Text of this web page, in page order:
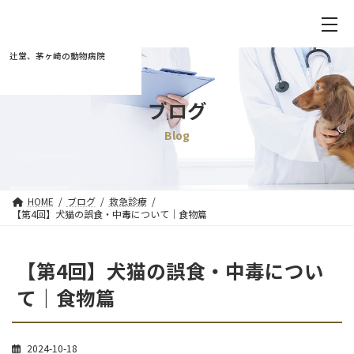
辻堂、茅ヶ崎の動物病院
ブログ
Blog
HOME ブログ
救急診療
【第4回】犬猫の誤食・中毒について｜食物篇
【第4回】犬猫の誤食・中毒につい
て｜食物篇
2024-10-18